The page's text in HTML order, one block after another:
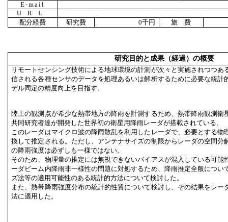
E-mail
URL
配分経費
研究費 0千円 旅 費
研究目的と成果（経過）の概要
リモートセンシング技術による地球環境の計測が次々と実施されつつあ
信される各種センサのデータを処理あるいは解析するために必要な統計
デル同定の精度向上を目指す。
陸上の観測点が希少な熱帯地方の降雨を計測するため、熱帯降雨観測衛
共同研究者達が開発した世界初の衛星用降雨レーダが搭載されている。
このレーダはマイクロ波の降雨散乱を利用したレーダで、必要とする物
換して推定される。ただし、アンテナサイズの制限からレーダの空間分
の降雨強度は必ずしも一様ではない。
そのため、物理量の推定には無視できないバイアスが混入している可能
ーダビーム内降雨非一様性の問題に対処するため、降雨推定全般につい
ズ法等の適用可能性のある統計的方法について検討した。
また、熱帯降雨強度分布の統計的性質について検討し、その結果をレー
法に適用した。